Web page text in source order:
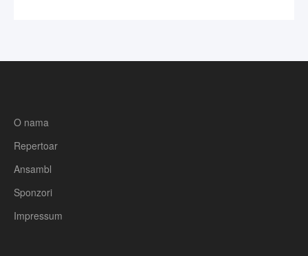
O nama
Repertoar
Ansambl
Sponzori
Impressum